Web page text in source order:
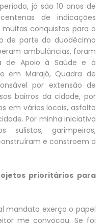
já são 10 anos de
de indicações
conquistas para o
de parte do duodécimo
ambulâncias, foram
de Apoio à Saúde e à
em Marajó, Quadra de
por extensão de
bairros da cidade, por
em vários locais, asfalto
Por minha iniciativa
sulistas, garimpeiros,
e constroem a
prioritários para
mandato exerço o papel
me convocou. Se foi